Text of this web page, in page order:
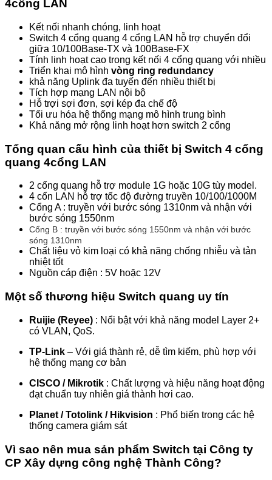
4cổng LAN
Kết nối nhanh chóng, linh hoạt
Switch 4 cổng quang 4 cổng LAN hỗ trợ chuyển đổi
giữa 10/100Base-TX và 100Base-FX
Tính linh hoạt cao trong kết nối 4 cổng quang với nhiều
Triển khai mô hình vòng ring redundancy
khả năng Uplink đa tuyến đến nhiều thiết bị
Tích hợp mạng LAN nội bộ
Hỗ trợi sợi đơn, sợi kép đa chế độ
Tối ưu hóa hệ thống mạng mô hình trung bình
Khả năng mở rộng linh hoạt hơn switch 2 cổng
Tổng quan cấu hình của thiết bị Switch 4 cổng
quang 4cổng LAN
2 cổng quang hỗ trợ module 1G hoặc 10G tùy model.
4 cổn LAN hỗ trợ tốc độ đường truyền 10/100/1000M
Cổng A : truyền với bước sóng 1310nm và nhận với
bước sóng 1550nm
Cổng B : truyền với bước sóng 1550nm và nhận với bước
sóng 1310nm
Chất liệu vỏ kim loại có khả năng chống nhiễu và tản
nhiệt tốt
Nguồn cáp điện : 5V hoặc 12V
Một số thương hiệu Switch quang uy tín
Ruijie (Reyee) : Nổi bật với khả năng model Layer 2+
có VLAN, QoS.
TP-Link – Với giá thành rẻ, dễ tìm kiếm, phù hợp với
hệ thống mạng cơ bản
CISCO / Mikrotik : Chất lượng và hiệu năng hoạt động
đạt chuẩn tuy nhiên giá thành hơi cao.
Planet / Totolink / Hikvision : Phổ biến trong các hệ
thống camera giám sát
Vì sao nên mua sản phẩm Switch tại Công ty
CP Xây dựng công nghệ Thành Công?